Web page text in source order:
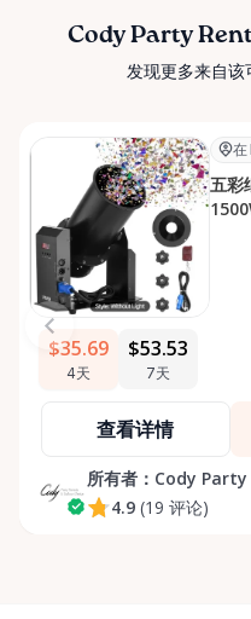
Cody Party
发现更多来自该
在
五彩
$35.69
4天
$53.53
7天
查看详情
所有者： Cody
4.9 (19 评论)